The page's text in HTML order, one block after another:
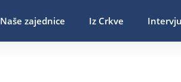
Naše zajednice Iz Crkve Intervju